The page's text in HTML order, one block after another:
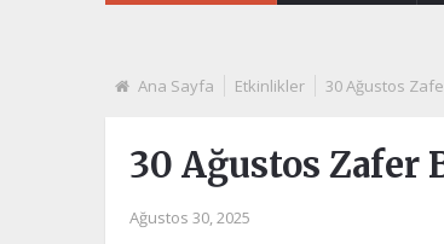
Ana Sayfa Etkinlikler 30 Ağustos
30 Ağustos Zafer
Ağustos 30, 2025